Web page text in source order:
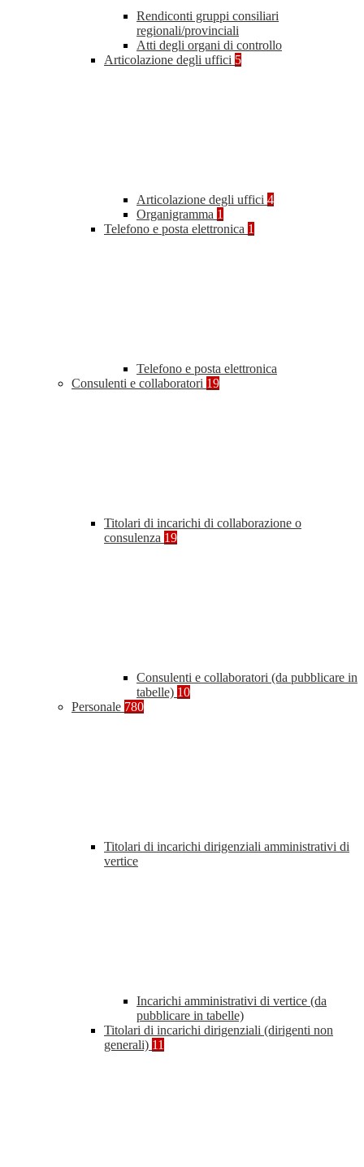
Rendiconti gruppi consiliari
regionali/provinciali
Atti degli organi di controllo
Articolazione degli uffici 5
Articolazione degli uffici 4
Organigramma 1
Telefono e posta elettronica 1
Telefono e posta elettronica
Consulenti e collaboratori 19
Titolari di incarichi di collaborazione o
consulenza 19
Consulenti e collaboratori (da pubblicare in
tabelle) 10
Personale 780
Titolari di incarichi dirigenziali amministrativi di
vertice
Incarichi amministrativi di vertice (da
pubblicare in tabelle)
Titolari di incarichi dirigenziali (dirigenti non
generali) 11